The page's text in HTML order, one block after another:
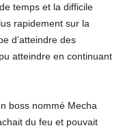
temps et la difficile
rapidement sur la
d’atteindre des
atteindre en continuant
boss nommé Mecha
du feu et pouvait